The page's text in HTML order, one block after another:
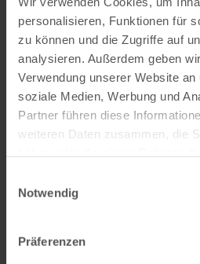
personalisieren, Funktionen für
zu können und die Zugriffe auf
analysieren. Außerdem geben
Verwendung unserer Website
soziale Medien, Werbung und
Partner führen diese
weiteren Daten zusammen, die
Notwendig
Präferenzen
Impressies